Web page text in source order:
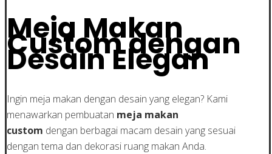
Meja Makan
Custom dengan
Desain Elegan
Ingin meja makan dengan desain yang elegan? Kami
menawarkan pembuatan meja makan
custom dengan berbagai macam desain yang sesuai
dengan tema dan dekorasi ruang makan Anda.